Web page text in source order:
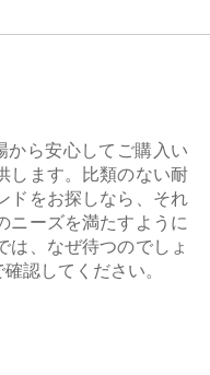
から安心してご購入い
します。比類のない耐
ドをお探しなら、それ
ニーズを満たすように
は、なぜ待つのでしょ
認してください。